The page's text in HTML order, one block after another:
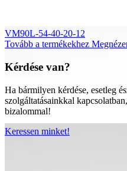
VM90L-54-40-20-12
Tovább a termékekhez
Kérdése van?
Ha bármilyen kérdése, esetleg
szolgáltatásainkkal
bizalommal!
Keressen minket!